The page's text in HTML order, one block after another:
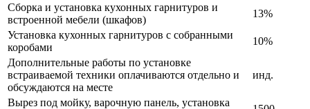
Сборка и установка кухонных гарнитуров и
встроенной мебели (шкафов)
13%
Установка кухонных гарнитуров с собранными
коробами
10%
Дополнительные работы по установке
встраиваемой техники оплачиваются отдельно и
обсуждаются на месте
инд.
Вырез под мойку, варочную панель, установка